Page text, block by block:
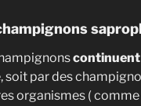
continuent
soit par des
organismes (